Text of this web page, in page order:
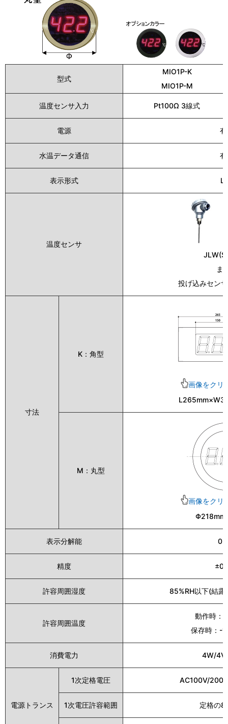
型式
MIO1P-K
MIO1P-M
温度センサ入力 Pt100Ω 3線式
電源
水温データ通信
表示形式
温度センサ
ま
投げ込みセン
寸法
K：角型
画像をクリ
M：丸型
画像をクリ
表示分解能
精度
許容周囲湿度 85%RH以下(結露
許容周囲温度
動作時
保存時：
消費電力 4W/
電源トランス
1次定格電圧 AC100V/
1次電圧許容範囲 定格の